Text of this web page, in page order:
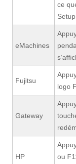
ce
eMachines
Fujitsu
logo
Gateway
HP
ou